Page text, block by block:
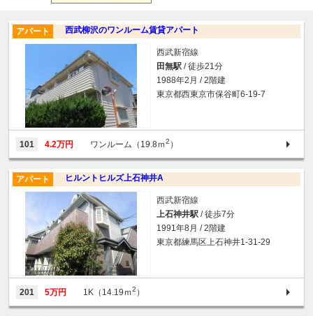
西武柳沢のワンルーム賃貸アパート
アパート
西武新宿線
田無駅 / 徒歩21分
1988年2月 / 2階建
東京都西東京市保谷町6-19-7
101 4.2万円 ワンルーム（19.8ｍ2 ）
ヒルントヒルズ上石神井A
アパート
西武新宿線
上石神井駅 / 徒歩7分
1991年8月 / 2階建
東京都練馬区上石神井1-31-29
201 5万円 1K（14.19ｍ2 ）